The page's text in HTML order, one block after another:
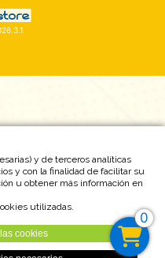
0
y de terceros analíticas
y con la finalidad de facilitar su
u obtener más información en
utilizadas.
cookies